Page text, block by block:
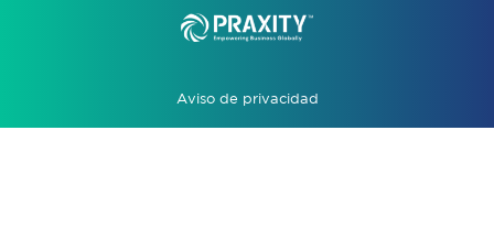
Aviso de privacidad